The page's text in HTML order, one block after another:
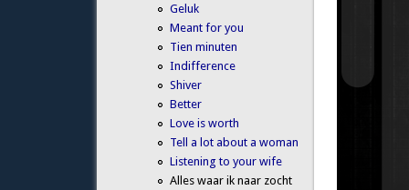
Geluk
Meant for you
Tien minuten
Indifference
Shiver
Better
Love is worth
Tell a lot about a woman
Listening to your wife
Alles waar ik naar zocht